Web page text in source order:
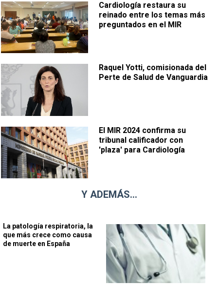
Cardiología restaura su
reinado entre los temas más
preguntados en el MIR
Raquel Yotti, comisionada del
Perte de Salud de Vanguardia
El MIR 2024 confirma su
tribunal calificador con
'plaza' para Cardiología
Y ADEMÁS...
La patología respiratoria, la
que más crece como causa
de muerte en España